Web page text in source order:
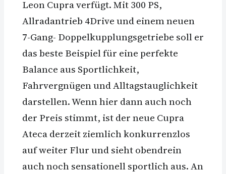
Leon Cupra verfügt. Mit 300 PS,
Allradantrieb 4Drive und einem neuen
7-Gang- Doppelkupplungsgetriebe soll er
das beste Beispiel für eine perfekte
Balance aus Sportlichkeit,
Fahrvergnügen und Alltagstauglichkeit
darstellen. Wenn hier dann auch noch
der Preis stimmt, ist der neue Cupra
Ateca derzeit ziemlich konkurrenzlos
auf weiter Flur und sieht obendrein
auch noch sensationell sportlich aus. An